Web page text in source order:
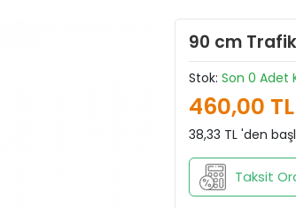
90 cm
Stok: Son 0 Adet
460,00 TL
38,33 TL 'den
Taksit